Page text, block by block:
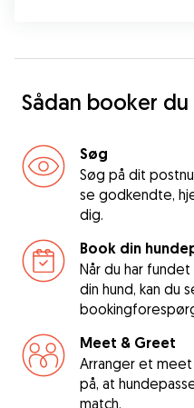
Sådan booker du
Søg
Søg på dit
se godkendte,
dig.
Book din
Når du har
din hund, kan du
Meet & Greet
Arranger et
på, at
match.